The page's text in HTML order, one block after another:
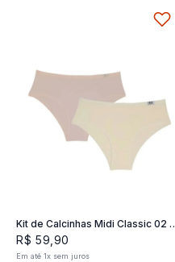
Kit de Calcinhas Midi Classic 02 -
2 und
R$ 59 90
Em até1x sem juros